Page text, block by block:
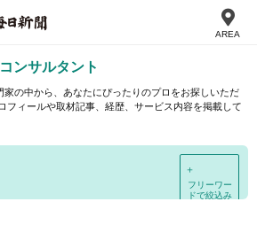
AREA
ンサルタント
家の中から、あなたにぴったりのプロをお探しいただ
フィールや取材記事、経歴、サービス内容を掲載して
＋
フリーワー
ドで絞込み